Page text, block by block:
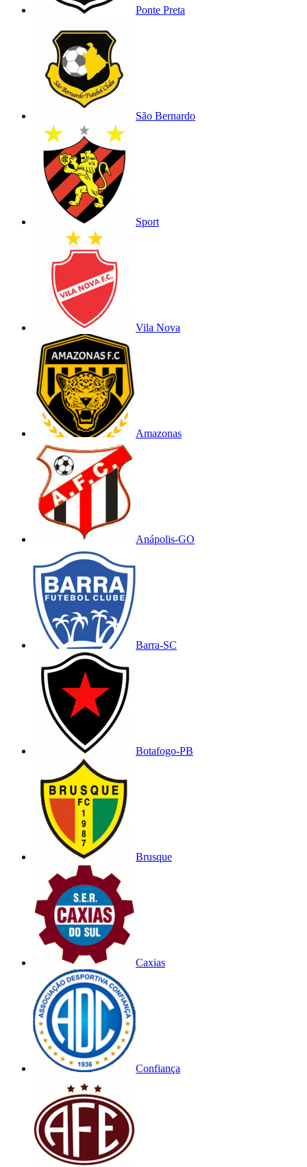
Ponte Preta
São Bernardo
Sport
Vila Nova
Amazonas
Anápolis-GO
Barra-SC
Botafogo-PB
Brusque
Caxias
Confiança